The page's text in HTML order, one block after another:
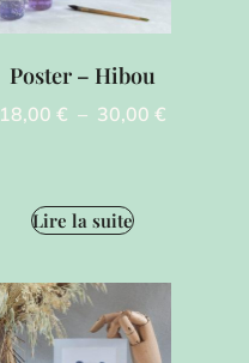
Poster – Hibou
18,00 € – 30,00 €
Lire la suite